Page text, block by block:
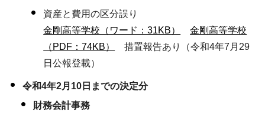
資産と費用の区分誤り
金剛高等学校（ワード：31KB）
金剛高等学校
（PDF：74KB）
措置報告あり（令和4年7月29
日公報登載）
令和4年2月10日までの決定分
財務会計事務